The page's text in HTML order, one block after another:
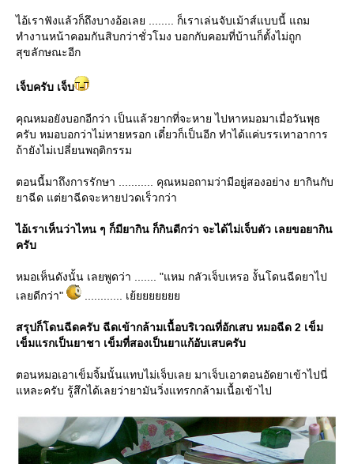
ไอ้เราฟังแล้วก็ถึงบางอ้อเลย ........ ก็เราเล่นจับเม้าส์แบบนี้ แถม
ทำงานหน้าคอมกันสิบกว่าชั่วโมง บอกกับคอมที่บ้านก็ตั้งไม่ถูก
สุขลักษณะอีก
เจ็บครับ เจ็บ
คุณหมอยังบอกอีกว่า เป็นแล้วยากที่จะหาย ไปหาหมอมาเมื่อวันพุธ
ครับ หมอบอกว่าไม่หายหรอก เดี๋ยวก็เป็นอีก ทำได้แค่บรรเทาอาการ
ถ้ายังไม่เปลี่ยนพฤติกรรม
ตอนนี้มาถึงการรักษา ........... คุณหมอถามว่ามีอยู่สองอย่าง ยากินกับ
าฉีด แต่ยาฉีดจะหายปวดเร็วกว่า
ไอ้เราเห็นว่าไหน ๆ ก็มียากิน ก็กินดีกว่า จะได้ไม่เจ็บตัว เลยขอยากิน
ครับ
หมอเห็นดังนั้น เลยพูดว่า ....... "แหม กลัวเจ็บเหรอ งั้นโดนฉีดยาไป
เลยดีกว่า"
............ เย้
สรุปก็โดนฉีดครับ ฉีดเข้ากล้ามเนื้อบริเวณที่อักเสบ หมอฉีด 2 เข็ม
เข็มแรกเป็นยาชา เข็มที่สองเป็นยาแก้อับเสบครับ
ตอนหมอเอาเข็มจิ้มนั้นแทบไม่เจ็บเลย มาเจ็บเอาตอนอัดยาเข้าไปนี่
หละครับ รู้สึกได้เลยว่ายามันวิ่งแทรกกล้ามเนื้อเข้าไป